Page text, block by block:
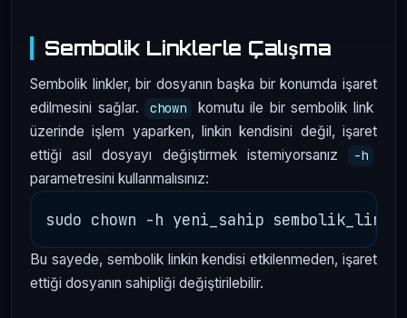
Sembolik Linklerle Çalışma
Sembolik linkler, bir dosyanın başka bir konumda işaret
edilmesini sağlar.
chown
komutu ile bir sembolik link
üzerinde işlem yaparken, linkin kendisini değil, işaret
ettiği asıl dosyayı değiştirmek istemiyorsanız
-h
parametresini kullanmalısınız:
Bu sayede, sembolik linkin kendisi etkilenmeden, işaret
ettiği dosyanın sahipliği değiştirilebilir.